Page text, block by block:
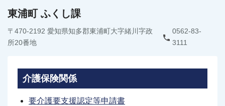
東浦町 ふくし課
〒470-2192 愛知県知多郡東浦町大字緒川字政
所20番地
0562-83-
3111
介護保険関係
要介護要支援認定等申請書